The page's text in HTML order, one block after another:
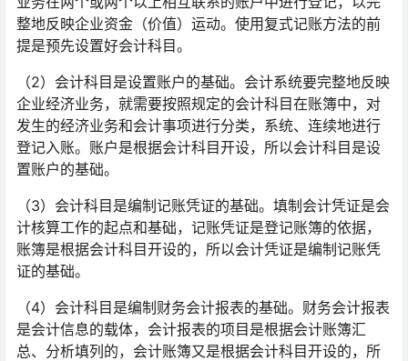
整地反映企业资金（价值）运动。使用复式记账方法的前
提是预先设置好会计科目。
（2）会计科目是设置账户的基础。会计系统要完整地反映
企业经济业务，就需要按照规定的会计科目在账簿中，对
发生的经济业务和会计事项进行分类，系统、连续地进行
登记入账。账户是根据会计科目开设，所以会计科目是设
置账户的基础。
（3）会计科目是编制记账凭证的基础。填制会计凭证是会
计核算工作的起点和基础，记账凭证是登记账簿的依据，
账簿是根据会计科目开设的，所以会计凭证是编制记账凭
证的基础。
（4）会计科目是编制财务会计报表的基础。财务会计报表
是会计信息的载体，会计报表的项目是根据会计账簿汇
总、分析填列的，会计账簿又是根据会计科目开设的，所